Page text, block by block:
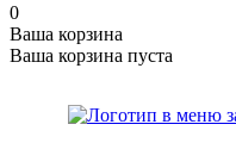
0
Ваша корзина
Ваша корзина пуста